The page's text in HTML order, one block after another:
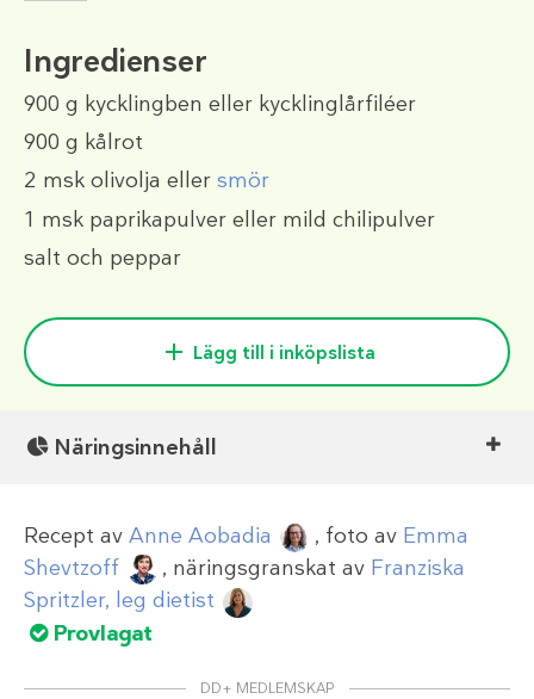
Ingredienser
900 g kycklingben eller kycklinglårfiléer
900 g kålrot
2 msk olivolja eller smör
1 msk paprikapulver eller mild chilipulver
salt och peppar
Lägg till i inköpslista
Näringsinnehåll
Recept av Anne Aobadia , foto av Emma
Shevtzoff
, näringsgranskat av Franziska
Spritzler, leg dietist
Provlagat
DD+ MEDLEMSKAP